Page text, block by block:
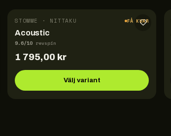
STOMME · NITTAKU FÅ KVAR
Acoustic
9.6/10 revspin
1 795,00 kr
Välj variant